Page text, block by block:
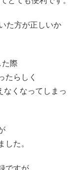
た方が正しいか
際
たらしく
なくなってしまっ
した。